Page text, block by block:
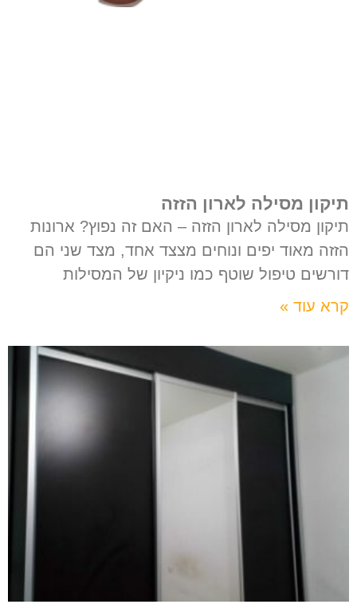
תיקון מסילה לארון הזזה
תיקון מסילה לארון הזזה – האם זה נפוץ? ארונות
הזזה מאוד יפים ונוחים מצצד אחד, מצד שני הם
דורשים טיפול שוטף כמו ניקיון של המסילות
קרא עוד »